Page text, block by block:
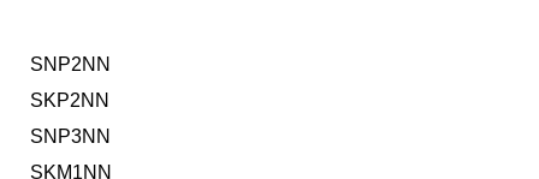
SNP2NN
SKP2NN
SNP3NN
SKM1NN